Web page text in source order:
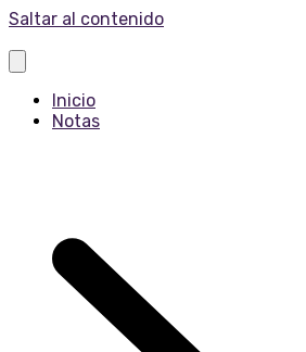
Saltar al contenido
Inicio
Notas